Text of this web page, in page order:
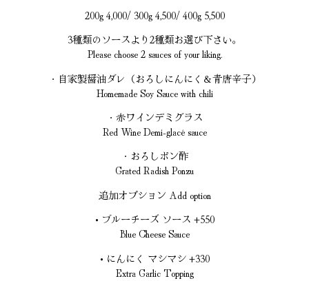
200g 4,000/ 300g 4,500/ 400g 5,500
3種類のソースより2種類お選び下さい。
Please choose 2 sauces of your liking.
・自家製醤油ダレ（おろしにんにく＆青唐辛子）
Homemade Soy Sauce with chili
・赤ワインデミグラス
Red Wine Demi-glacé sauce
・おろしポン酢
Grated Radish Ponzu
追加オプション Add option
• ブルーチーズ ソース +550
Blue Cheese Sauce
• にんにく マシマシ +330
Extra Garlic Topping